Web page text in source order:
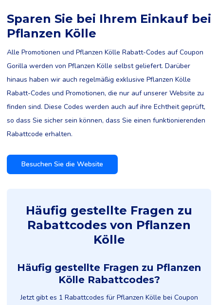
Sparen Sie bei Ihrem Einkauf bei
Pflanzen Kölle
Alle Promotionen und Pflanzen Kölle Rabatt-Codes auf Coupon
Gorilla werden von Pflanzen Kölle selbst geliefert. Darüber
hinaus haben wir auch regelmäßig exklusive Pflanzen Kölle
Rabatt-Codes und Promotionen, die nur auf unserer Website zu
finden sind. Diese Codes werden auch auf ihre Echtheit geprüft,
so dass Sie sicher sein können, dass Sie einen funktionierenden
Rabattcode erhalten.
Besuchen Sie die Website
Häufig gestellte Fragen zu
Rabattcodes von Pflanzen
Kölle
Häufig gestellte Fragen zu Pflanzen
Kölle Rabattcodes?
Jetzt gibt es 1 Rabattcodes für Pflanzen Kölle bei Coupon